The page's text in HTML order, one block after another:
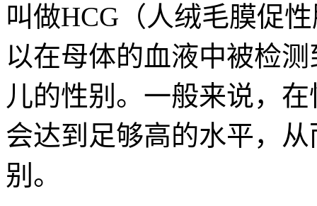
叫做HCG（人绒毛膜促
以在母体的血液中被检
儿的性别。一般来说，
会达到足够高的水平，
别。